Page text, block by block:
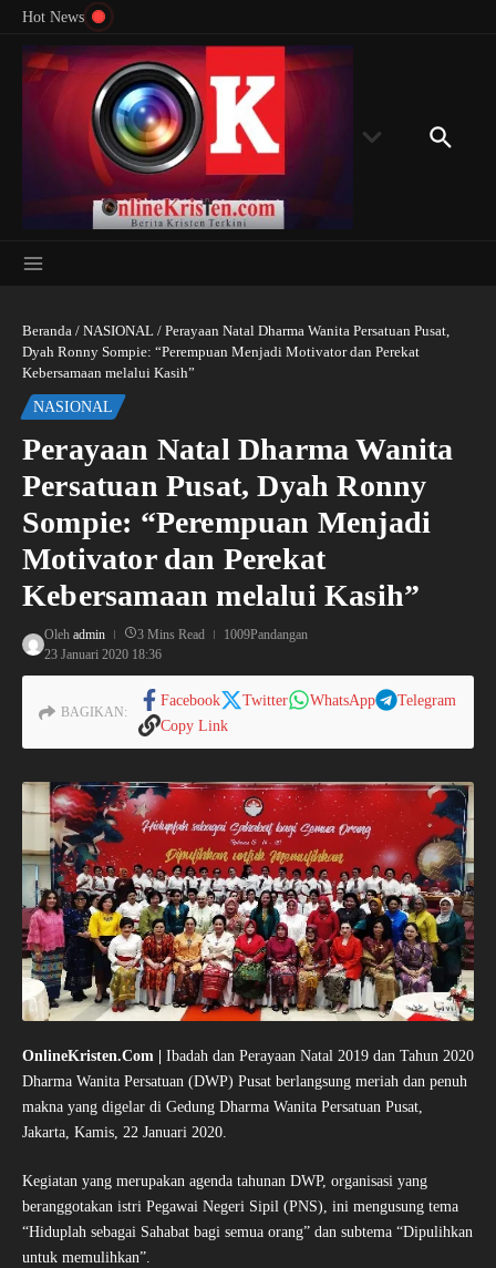
Lewati ke konten
Hot News
Beranda / NASIONAL / Perayaan Natal Dharma Wanita Persatuan Pusat,
Dyah Ronny Sompie: “Perempuan Menjadi Motivator dan Perekat
Kebersamaan melalui Kasih”
NASIONAL
Perayaan Natal Dharma Wanita
Persatuan Pusat, Dyah Ronny
Sompie: “Perempuan Menjadi
Motivator dan Perekat
Kebersamaan melalui Kasih”
Oleh admin 3 Mins Read
1009Pandangan
23 Januari 2020 18:36
BAGIKAN:
Facebook Twitter WhatsApp
Telegram
Copy Link
OnlineKristen.Com |
Ibadah dan Perayaan Natal 2019 dan Tahun 2020
Dharma Wanita Persatuan (DWP) Pusat berlangsung meriah dan penuh
makna yang digelar di Gedung Dharma Wanita Persatuan Pusat,
Jakarta, Kamis, 22 Januari 2020.
Kegiatan yang merupakan agenda tahunan DWP, organisasi yang
beranggotakan istri Pegawai Negeri Sipil (PNS), ini mengusung tema
“Hiduplah sebagai Sahabat bagi semua orang” dan subtema “Dipulihkan
untuk memulihkan”.